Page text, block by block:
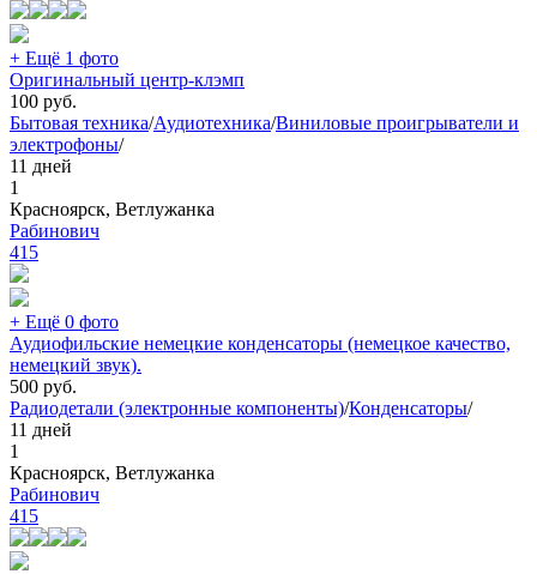
+ Ещё 1 фото
Оригинальный центр-клэмп
100 руб.
Бытовая техника/Аудиотехника/Виниловые проигрыватели и
электрофоны/
11 дней
1
Красноярск, Ветлужанка
Рабинович
415
+ Ещё 0 фото
Аудиофильские немецкие конденсаторы (немецкое качество,
немецкий звук).
500 руб.
Радиодетали (электронные компоненты)/Конденсаторы/
11 дней
1
Красноярск, Ветлужанка
Рабинович
415